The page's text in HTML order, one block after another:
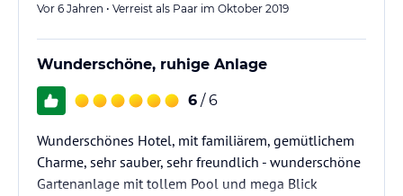
Vor 6 Jahren • Verreist als Paar im Oktober 2019
Wunderschöne, ruhige Anlage
6 / 6
Wunderschönes Hotel, mit familiärem, gemütlichem
Charme, sehr sauber, sehr freundlich - wunderschöne
Gartenanlage mit tollem Pool und mega Blick